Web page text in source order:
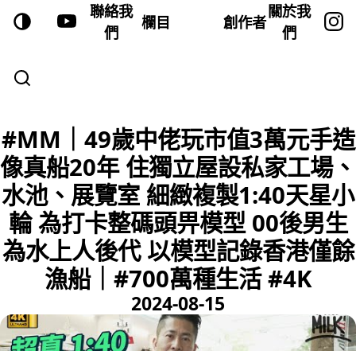
聯絡我
們
欄目 創作者
關於我
們
#MM｜49歲中佬玩市值3萬元手造
像真船20年 住獨立屋設私家工場、
水池、展覽室 細緻複製1:40天星小
輪 為打卡整碼頭畀模型 00後男生
為水上人後代 以模型記錄香港僅餘
漁船｜#700萬種生活 #4K
2024-08-15